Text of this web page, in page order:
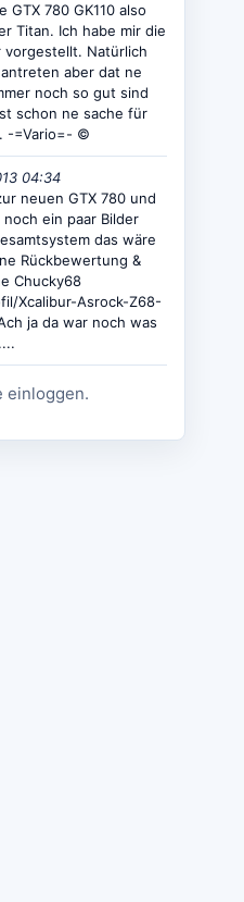
GTX 780 GK110 also
Titan. Ich habe mir die
vorgestellt. Natürlich
aber dat ne
noch so gut sind
schon ne sache für
-=Vario=- ©
04:34
neuen GTX 780 und
ein paar Bilder
das wäre
Rückbewertung &
Chucky68
Xcalibur-Asrock-Z68-
ja da war noch was
einloggen.